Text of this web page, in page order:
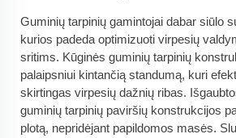
Guminių tarpinių gamintojai dabar siūlo
kurios padeda optimizuoti virpesių
sritims. Kūginės guminių tarpinių
palaipsniui kintančią standumą, kuri
skirtingas virpesių dažnių ribas.
guminių tarpinių paviršių konstrukcijos
plotą, nepridėjant papildomos masės.